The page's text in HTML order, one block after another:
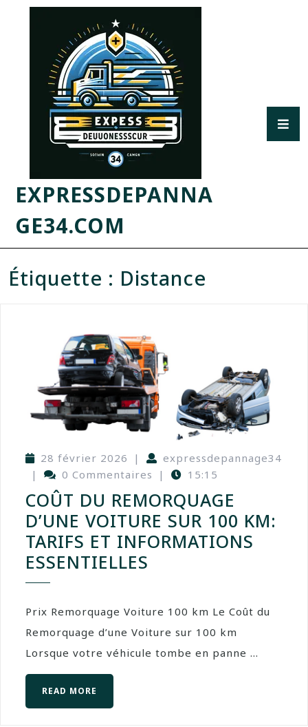
EXPRESSDEPANNA
GE34.COM
Étiquette : Distance
28 février 2026 |
expressdepannage34
|
0 Commentaires | 15:15
COÛT DU REMORQUAGE
D’UNE VOITURE SUR 100 KM:
TARIFS ET INFORMATIONS
ESSENTIELLES
Prix Remorquage Voiture 100 km Le Coût du
Remorquage d’une Voiture sur 100 km
Lorsque votre véhicule tombe en panne ...
READ MORE